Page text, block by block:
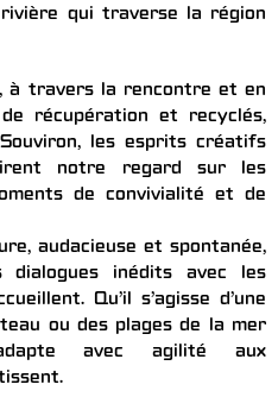
qui traverse la région
à travers la rencontre et en
récupération et recyclés,
les esprits créatifs
notre regard sur les
de convivialité et de
audacieuse et spontanée,
dialogues inédits avec les
Qu’il s’agisse d’une
ou des plages de la mer
avec agilité aux